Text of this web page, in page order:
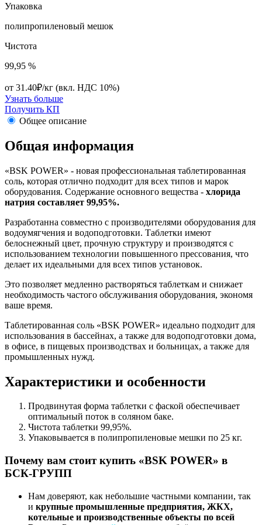
Упаковка
полипропиленовый мешок
Чистота
99,95 %
от 31.40₽/кг (вкл. НДС 10%)
Узнать больше
Получить КП
Общее описание
Общая информация
«BSK POWER» - новая профессиональная таблетированная
соль, которая отлично подходит для всех типов и марок
оборудования. Содержание основного вещества - хлорида
натрия составляет 99,95%.
Разработанна совместно с производителями оборудования для
водоумягчения и водоподготовки. Таблетки имеют
белоснежный цвет, прочную структуру и производятся с
использованием технологии повышенного прессования, что
делает их идеальными для всех типов установок.
Это позволяет медленно растворяться таблеткам и снижает
необходимость частого обслуживания оборудования, экономя
ваше время.
Таблетированная соль «BSK POWER» идеально подходит для
использования в бассейнах, а также для водоподготовки дома,
в офисе, в пищевых производствах и больницах, а также для
промышленных нужд.
Характеристики и особенности
Продвинутая форма таблетки с фаской обеспечивает
оптимальный поток в соляном баке.
Чистота таблетки 99,95%.
Упаковывается в полипропиленовые мешки по 25 кг.
Почему вам стоит купить «BSK POWER» в
БСК-ГРУПП
Нам доверяют, как небольшие частными компании, так
и крупные промышленные предприятия, ЖКХ,
котельные и производственные объекты по всей